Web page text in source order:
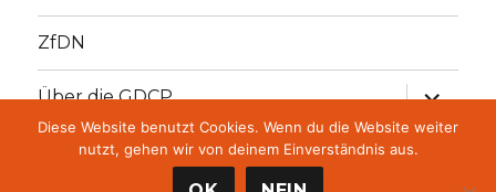
ZfDN
Über die GDCP
GDCP Stiftung
öffnen
Diese Website benutzt Cookies. Wenn du die Website weiter
nutzt, gehen wir von deinem Einverständnis aus.